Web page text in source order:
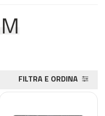
M
FILTRA E ORDINA